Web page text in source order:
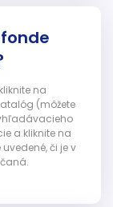
na
(môžete
a kliknite na
či je v